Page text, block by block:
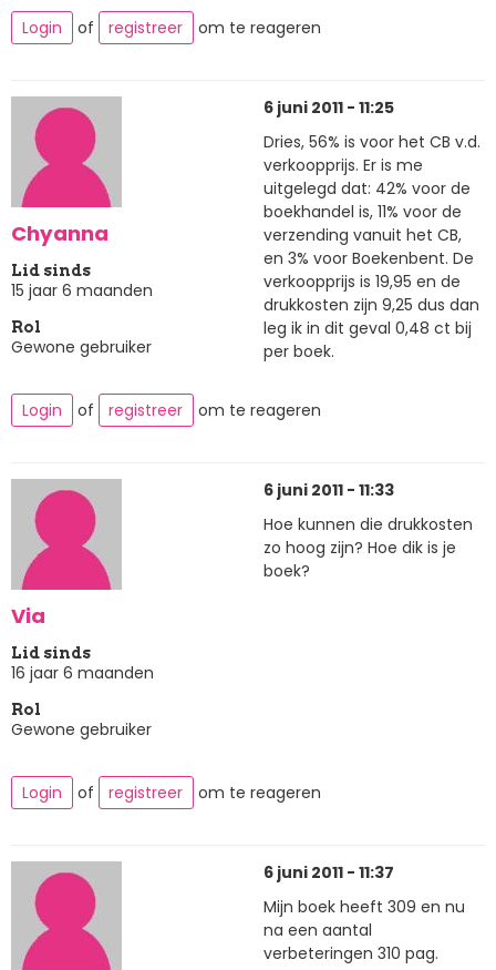
Login of registreer om te reageren
Chyanna
Lid sinds
15 jaar 6 maanden
Rol
Gewone gebruiker
6 juni 2011 - 11:25
Dries, 56% is voor het CB v.d.
verkoopprijs. Er is me
uitgelegd dat: 42% voor de
boekhandel is, 11% voor de
verzending vanuit het CB,
en 3% voor Boekenbent. De
verkoopprijs is 19,95 en de
drukkosten zijn 9,25 dus dan
leg ik in dit geval 0,48 ct bij
per boek.
Login of registreer om te reageren
Via
Lid sinds
16 jaar 6 maanden
Rol
Gewone gebruiker
6 juni 2011 - 11:33
Hoe kunnen die drukkosten
zo hoog zijn? Hoe dik is je
boek?
Login of registreer om te reageren
6 juni 2011 - 11:37
Mijn boek heeft 309 en nu
na een aantal
verbeteringen 310 pag.